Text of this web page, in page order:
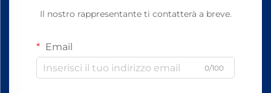
Il nostro rappresentante ti contatterà a breve.
Email
0/100